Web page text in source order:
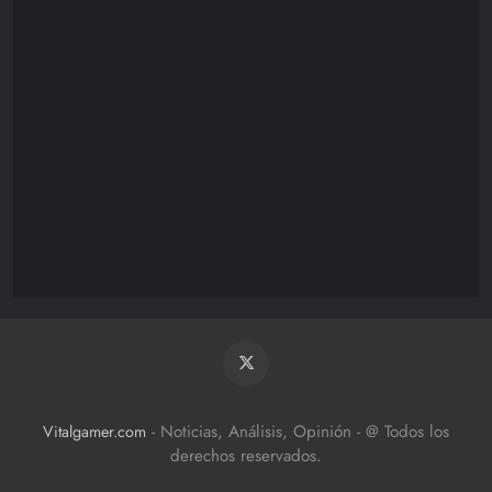
Vitalgamer.com - Noticias, Análisis, Opinión - @ Todos los
derechos reservados.